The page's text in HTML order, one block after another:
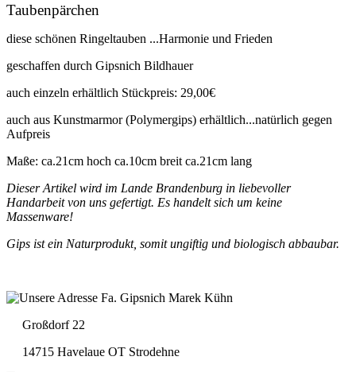
Taubenpärchen
diese schönen Ringeltauben ...Harmonie und Frieden
geschaffen durch Gipsnich Bildhauer
auch einzeln erhältlich Stückpreis: 29,00€
auch aus Kunstmarmor (Polymergips) erhältlich...natürlich gegen
Aufpreis
Maße: ca.21cm hoch ca.10cm breit ca.21cm lang
Dieser Artikel wird im Lande Brandenburg in liebevoller
Handarbeit von uns gefertigt. Es handelt sich um keine
Massenware!
Gips ist ein Naturprodukt, somit ungiftig und biologisch abbaubar.
Fa. Gipsnich Marek Kühn
Großdorf 22
14715 Havelaue OT Strodehne